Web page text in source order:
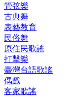
管弦樂
古典舞
表藝教育
民俗舞
原住民歌謠
打擊樂
臺灣台語歌謠
偶戲
客家歌謠